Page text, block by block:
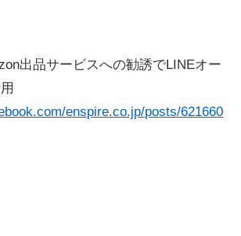
出品サービスへの勧誘でLINEオー
enspire.co.jp/posts/621660